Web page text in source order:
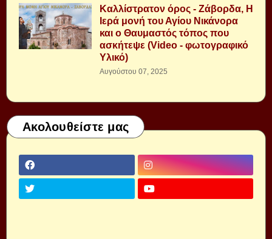
Καλλίστρατον όρος - Ζάβορδα, Η
Ιερά μονή του Αγίου Νικάνορα
και ο Θαυμαστός τόπος που
ασκήτεψε (Video - φωτογραφικό
Υλικό)
Αυγούστου 07, 2025
Ακολουθείστε μας